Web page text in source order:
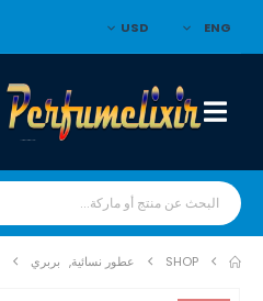
ENG
USD
SHOP عطور نسائية, بربري